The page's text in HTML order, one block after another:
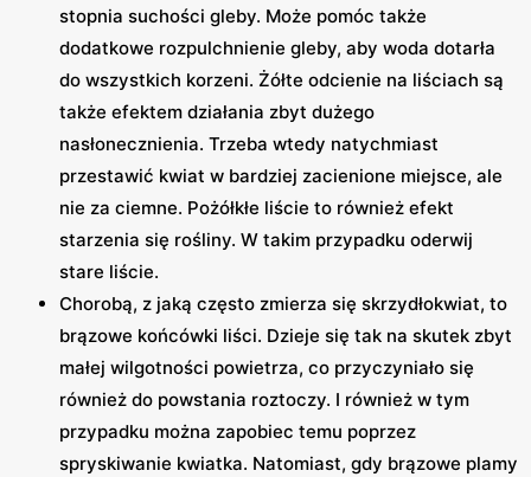
stopnia suchości gleby. Może pomóc także
dodatkowe rozpulchnienie gleby, aby woda dotarła
do wszystkich korzeni. Żółte odcienie na liściach są
także efektem działania zbyt dużego
nasłonecznienia. Trzeba wtedy natychmiast
przestawić kwiat w bardziej zacienione miejsce, ale
nie za ciemne. Pożółkłe liście to również efekt
starzenia się rośliny. W takim przypadku oderwij
stare liście.
Chorobą, z jaką często zmierza się skrzydłokwiat, to
brązowe końcówki liści. Dzieje się tak na skutek zbyt
małej wilgotności powietrza, co przyczyniało się
również do powstania roztoczy. I również w tym
przypadku można zapobiec temu poprzez
spryskiwanie kwiatka. Natomiast, gdy brązowe plamy